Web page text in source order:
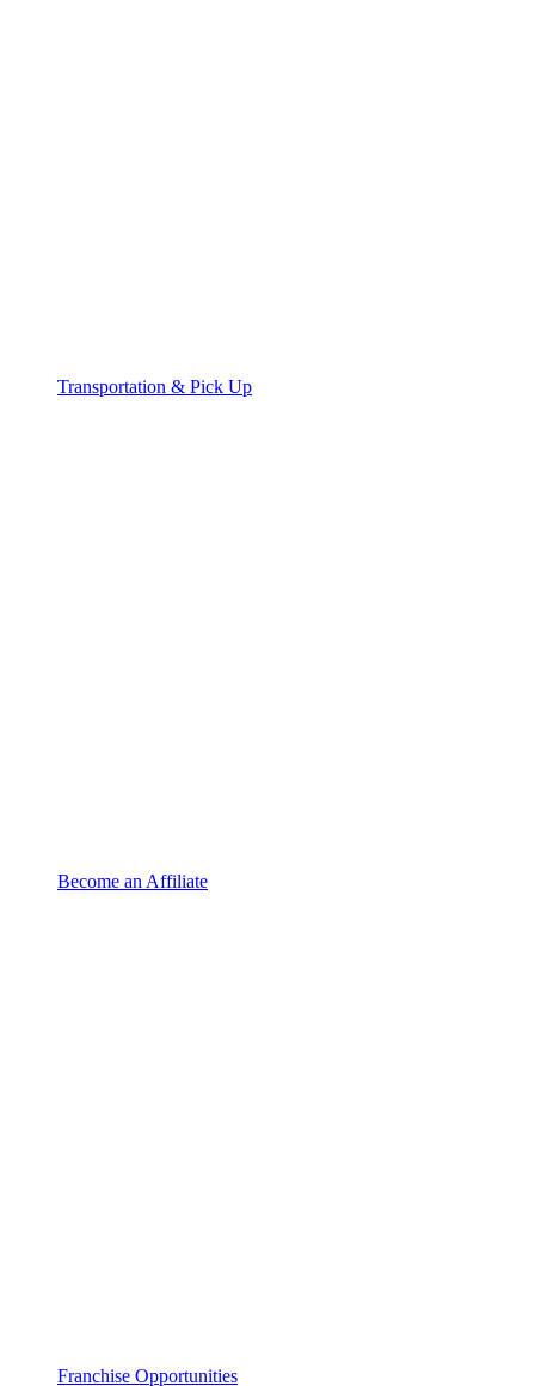
Transportation & Pick Up
Become an Affiliate
Franchise Opportunities